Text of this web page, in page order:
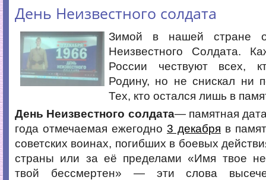
День Неизвестного солдата
Зимой в нашей стране
Неизвестного Солдата.
России чествуют всех,
Родину, но не снискал ни
Тех, кто остался лишь в
День Неизвестного солдата— памятная
года отмечаемая ежегодно 3 декабря в
советских воинах, погибших в боевых
страны или за её пределами «Имя твое
твой бессмертен» — эти слова